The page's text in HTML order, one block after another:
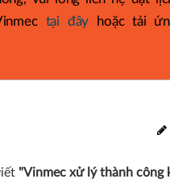
tại đây hoặc tải
"Vinmec xử lý thành công